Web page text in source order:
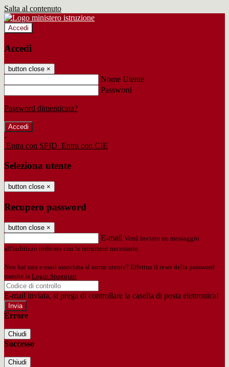
Salta al contenuto
Accedi
Accedi
button close ×
Nome Utente
Password
Password dimenticata?
-
Entra con SPID Entra con CIE
Seleziona utente
button close ×
Recupero password
button close ×
E-mail Verrà inviato un messaggio
all'indirizzo indicato con le istruzioni necessarie.
Non hai una e-mail associata al nome utente? Effettua il reset della password
tramite la Login Spaggiari
E-mail inviata, si prega di controllare la casella di posta elettronica!
Errore
Chiudi
Successo
Chiudi